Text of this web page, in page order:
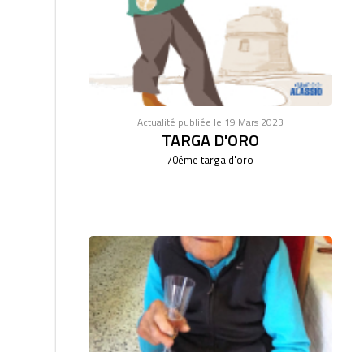
Actualité publiée le 19 Mars 2023
TARGA D'ORO
70éme targa d'oro